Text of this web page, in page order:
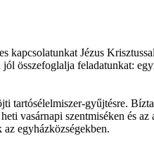
kapcsolatunkat Jézus
összefoglalja feladatunkat:
tartósélelmiszer-gyűjtésre.
vasárnapi szentmiséken és az
egyházközségekben.